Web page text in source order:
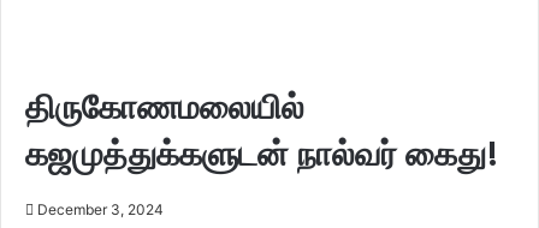
திருகோணமலையில்
கஜமுத்துக்களுடன் நால்வர் கைது!
December 3, 2024